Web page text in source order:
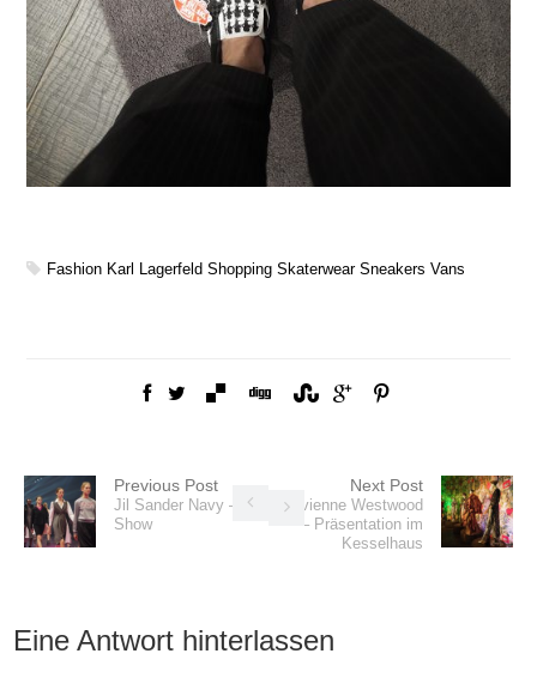
Fashion Karl Lagerfeld Shopping Skaterwear Sneakers Vans
Previous Post
Jil Sander Navy –
Show
Next Post
Vivienne Westwood
– Präsentation im
Kesselhaus
Eine Antwort hinterlassen